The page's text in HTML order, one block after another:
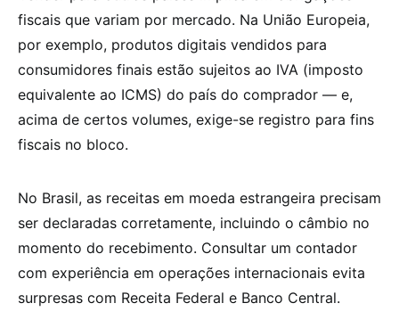
fiscais que variam por mercado. Na União Europeia,
por exemplo, produtos digitais vendidos para
consumidores finais estão sujeitos ao IVA (imposto
equivalente ao ICMS) do país do comprador — e,
acima de certos volumes, exige-se registro para fins
fiscais no bloco.
No Brasil, as receitas em moeda estrangeira precisam
ser declaradas corretamente, incluindo o câmbio no
momento do recebimento. Consultar um contador
com experiência em operações internacionais evita
surpresas com Receita Federal e Banco Central.